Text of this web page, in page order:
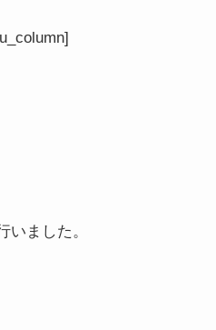
いました。